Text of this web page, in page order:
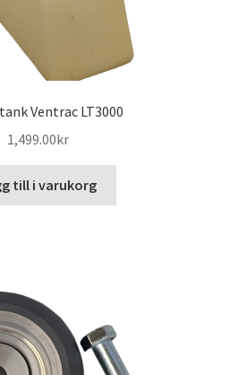
Ventrac LT3000
1,499.00kr
till i varukorg